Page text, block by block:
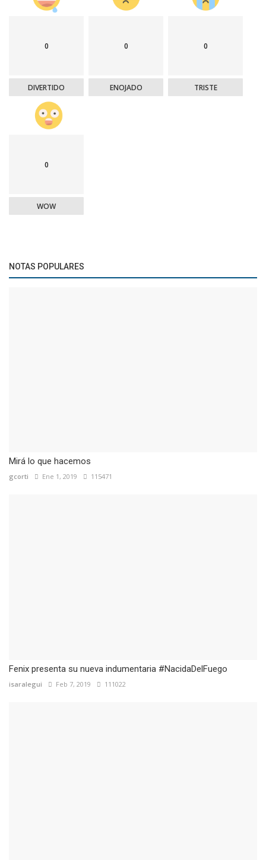
0
DIVERTIDO
0
ENOJADO
0
TRISTE
0
WOW
NOTAS POPULARES
Mirá lo que hacemos
gcorti Ene 1, 2019 115471
Fenix presenta su nueva indumentaria #NacidaDelFuego
isaralegui Feb 7, 2019 111022